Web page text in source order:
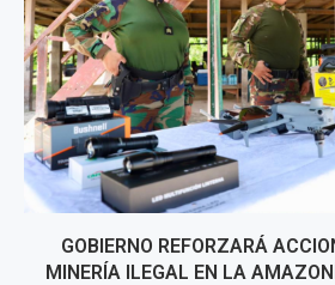
GOBIERNO REFORZARÁ
MINERÍA ILEGAL EN LA